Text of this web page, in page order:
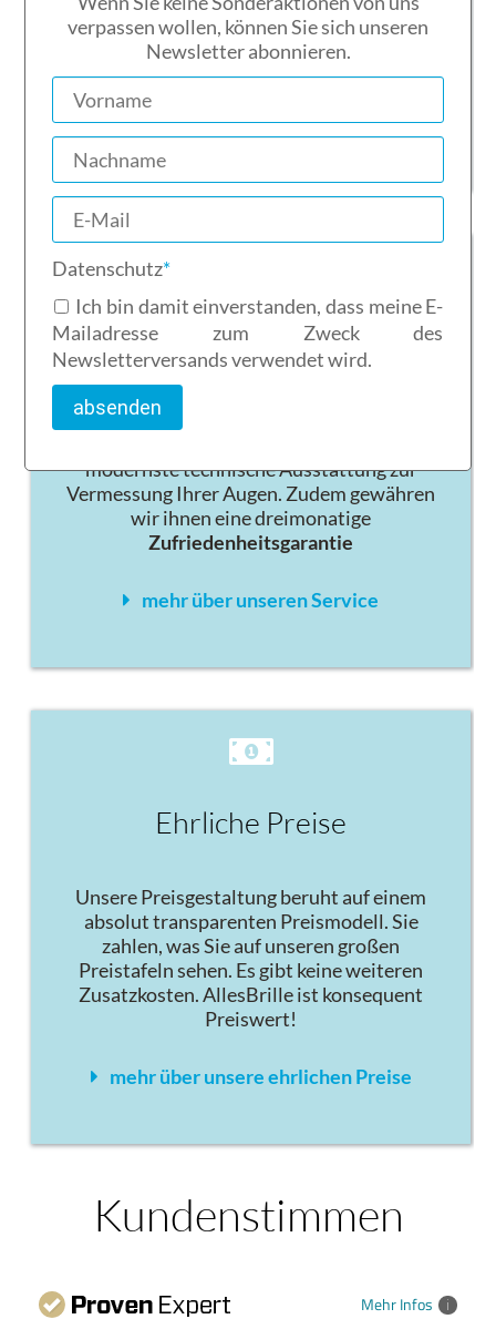
Ophthalmica aus Rathenow. Das bedeutet
hervorragende Qualität und Unterstützung
der Region.
mehr über unsere Qualität
Service
Bei uns bekommen Sie den rundum Service für
modernste technische Ausstattung zur
Vermessung Ihrer Augen. Zudem gewähren
wir ihnen eine dreimonatige
Zufriedenheitsgarantie
mehr über unseren Service
Ehrliche Preise
Unsere Preisgestaltung beruht auf einem
absolut transparenten Preismodell. Sie
zahlen, was Sie auf unseren großen
Preistafeln sehen. Es gibt keine weiteren
Zusatzkosten. AllesBrille ist konsequent
Preiswert!
mehr über unsere ehrlichen Preise
Kundenstimmen
Mehr Infos
verpassen wollen, können Sie sich unseren
Newsletter abonnieren.
Pflichtfeld
Datenschutz*
Ich bin damit einverstanden, dass meine E-
Mailadresse zum Zweck des
Newsletterversands verwendet wird.
absenden